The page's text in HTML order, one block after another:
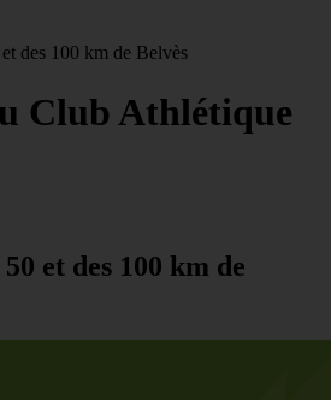
des 100 km de Belvès
Club Athlétique
et des 100 km de